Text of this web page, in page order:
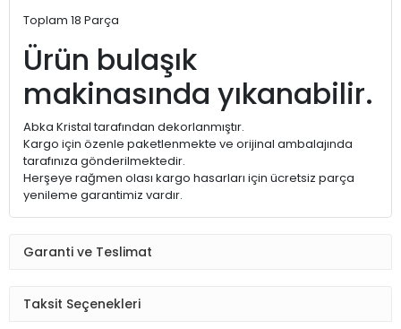
Toplam 18 Parça
Ürün bulaşık
makinasında yıkanabilir.
Abka Kristal tarafından dekorlanmıştır.
Kargo için özenle paketlenmekte ve orijinal ambalajında
tarafınıza gönderilmektedir.
Herşeye rağmen olası kargo hasarları için ücretsiz parça
yenileme garantimiz vardır.
Garanti ve Teslimat
Taksit Seçenekleri